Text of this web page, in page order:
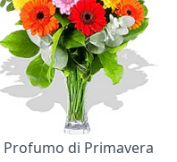
Profumo di Primavera